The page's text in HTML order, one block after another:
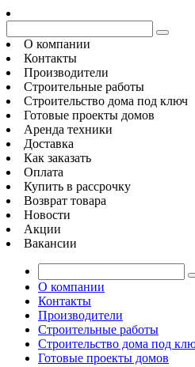
О компании
Контакты
Производители
Строительные работы
Строительство дома под ключ
Готовые проекты домов
Аренда техники
Доставка
Как заказать
Оплата
Купить в рассрочку
Возврат товара
Новости
Акции
Вакансии
О компании
Контакты
Производители
Строительные работы
Строительство дома под
Готовые проекты домов